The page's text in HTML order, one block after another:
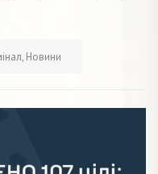
, Новини